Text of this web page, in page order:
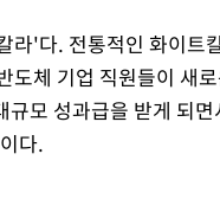
라'다. 전통적인 화이트
도체 기업 직원들이 새
모 성과급을 받게 되
다.